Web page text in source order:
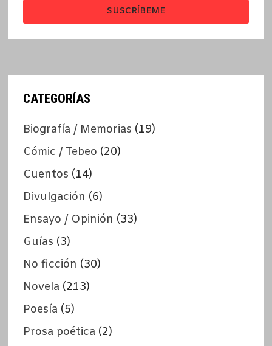
SUSCRÍBEME
CATEGORÍAS
Biografía / Memorias (19)
Cómic / Tebeo (20)
Cuentos (14)
Divulgación (6)
Ensayo / Opinión (33)
Guías (3)
No ficción (30)
Novela (213)
Poesía (5)
Prosa poética (2)